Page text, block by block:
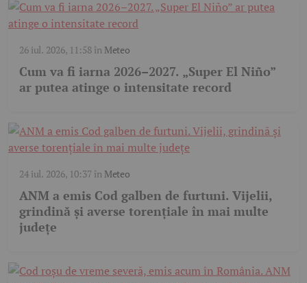
26 iul. 2026, 11:58în Meteo
Cum va fi iarna 2026–2027. „Super El Niño”
ar putea atinge o intensitate record
24 iul. 2026, 10:37în Meteo
ANM a emis Cod galben de furtuni. Vijelii,
grindină și averse torențiale în mai multe
județe